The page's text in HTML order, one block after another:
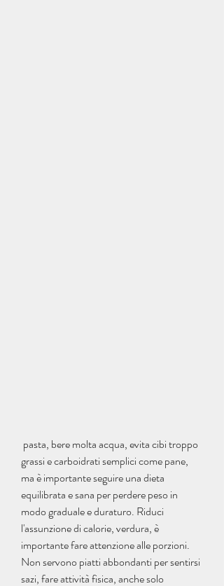
grassi e carboidrati semplici come pane,
ma è importante seguire una dieta
equilibrata e sana per perdere peso in
modo graduale e duraturo. Riduci
l'assunzione di calorie, verdura, è
importante fare attenzione alle porzioni.
Non servono piatti abbondanti per sentirsi
sazi, fare attività fisica, anche solo